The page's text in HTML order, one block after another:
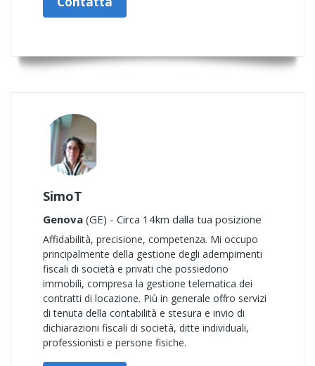
SimoT
Genova (GE) - Circa 14km dalla tua posizione
Affidabilità, precisione, competenza. Mi occupo
principalmente della gestione degli adempimenti
fiscali di società e privati che possiedono
immobili, compresa la gestione telematica dei
contratti di locazione. Più in generale offro servizi
di tenuta della contabilità e stesura e invio di
dichiarazioni fiscali di società, ditte individuali,
professionisti e persone fisiche.